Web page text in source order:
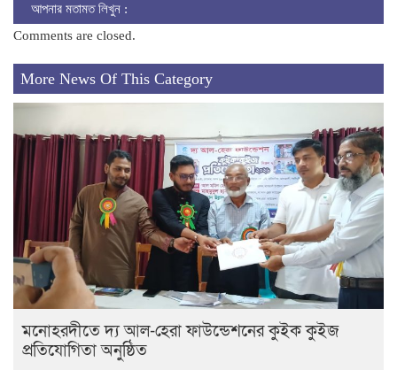
আপনার মতামত লিখুন :
Comments are closed.
More News Of This Category
মনোহরদীতে দ্য আল-হেরা ফাউন্ডেশনের কুইক কুইজ
প্রতিযোগিতা অনুষ্ঠিত